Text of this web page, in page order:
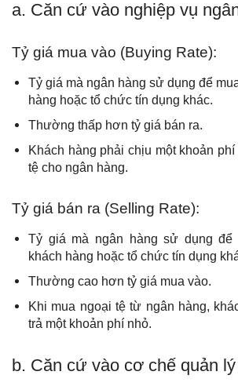
a. Căn cứ vào nghiệp vụ
Tỷ giá mua vào (Buying Rate):
Tỷ giá mà ngân hàng sử dụng để
hàng hoặc tổ chức tín dụng khác.
Thường thấp hơn tỷ giá bán ra.
Khách hàng phải chịu một khoản
tệ cho ngân hàng.
Tỷ giá bán ra (Selling Rate):
Tỷ giá mà ngân hàng sử dụng để
khách hàng hoặc tổ chức tín dụng
Thường cao hơn tỷ giá mua vào.
Khi mua ngoại tệ từ ngân hàng,
trả một khoản phí nhỏ.
b. Căn cứ vào cơ chế quản